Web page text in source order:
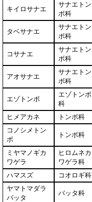
キイロサナエ
サナエトン
ボ科
タベサナエ
サナエトン
ボ科
コサナエ
サナエトン
ボ科
アオサナエ
サナエトン
ボ科
エゾトンボ
エゾトンボ
科
ヒメアカネ トンボ科
コノシメトン
ボ
トンボ科
ミヤマノギカ
ワゲラ
ヒロムネカ
ワゲラ科
ハマスズ コオロギ科
ヤマトマダラ
バッタ
バッタ科